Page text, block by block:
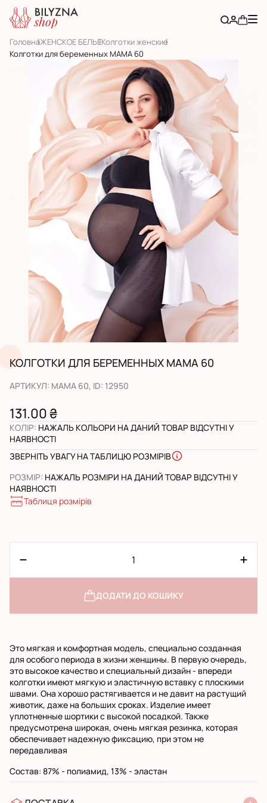
ГоловнаЖЕНСКОЕ БЕЛЬЕКолготки женские
Колготки для беременных MAMA 60
КОЛГОТКИ ДЛЯ БЕРЕМЕННЫХ MAMA 60
АРТИКУЛ: MAMA 60, ID: 12950
131.00 ₴
КОЛІР: НАЖАЛЬ КОЛЬОРИ НА ДАНИЙ ТОВАР ВІДСУТНІ У
НАЯВНОСТІ
ЗВЕРНІТЬ УВАГУ НА ТАБЛИЦЮ РОЗМІРІВ
РОЗМІР: НАЖАЛЬ РОЗМІРИ НА ДАНИЙ ТОВАР ВІДСУТНІ У
НАЯВНОСТІ
Таблиця розмірів
ДОДАТИ ДО КОШИКУ
Это мягкая и комфортная модель, специально созданная
для особого периода в жизни женщины. В первую очередь,
это высокое качество и специальный дизайн - впереди
колготки имеют мягкую и эластичную вставку с плоскими
швами. Она хорошо растягивается и не давит на растущий
животик, даже на больших сроках. Изделие имеет
уплотненные шортики с высокой посадкой. Также
предусмотрена широкая, очень мягкая резинка, которая
обеспечивает надежную фиксацию, при этом не
передавливая
Состав: 87% - полиамид, 13% - эластан